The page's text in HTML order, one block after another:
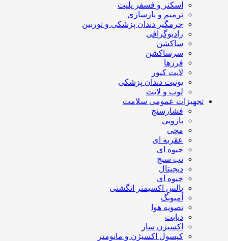
اسکنر و فسفر پلیت
ترمیم و بازسازی
جرمگیر دندان پزشکی و توربین
رادیوگرافی
ساکشن
سرساکشن
فرزها
لایت کیور
یونیت دندان پزشکی
لوپ و لایت
تجهیزات عمومی سلامت
فشارسنج
بازویی
مچی
عقربه ای
جیوه ای
تب سنج
دیجیتال
جیوه ای
پالس اکسیمتر انگشتی
آمبوبگ
تصویه هوا
دیابت
اکسیژن ساز
کپسول اکسیژن و مانومتر